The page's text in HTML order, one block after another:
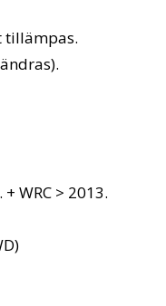
tillämpas.
WRC > 2013.